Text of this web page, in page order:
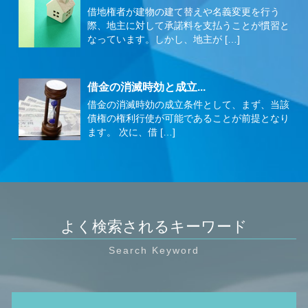
借地権者が建物の建て替えや名義変更を行う
際、地主に対して承諾料を支払うことが慣習と
なっています。しかし、地主が […]
借金の消滅時効と成立...
借金の消滅時効の成立条件として、まず、当該
債権の権利行使が可能であることが前提となり
ます。 次に、借 […]
よく検索されるキーワード